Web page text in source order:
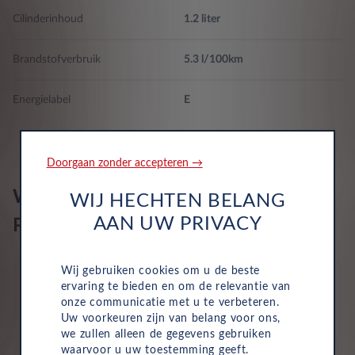
5, voetgangers ontwijk systeem, visuele/akoestische
Airbags 6
Cilinderinhoud 1.2 liter
Brandstofverbruik 5.3 l/100km
Energielabel E
Wat is inbegrepen in een Leasys
Private Lease?
Wegenbelasting
Doorgaan zonder accepteren →
WIJ HECHTEN BELANG
AAN UW PRIVACY
Wij gebruiken cookies om u de beste
ervaring te bieden en om de relevantie van
onze communicatie met u te verbeteren.
Uw voorkeuren zijn van belang voor ons,
we zullen alleen de gegevens gebruiken
waarvoor u uw toestemming geeft.